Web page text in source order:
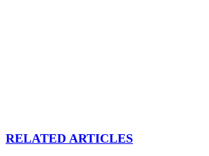
RELATED ARTICLES